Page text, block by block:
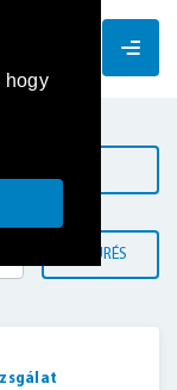
hogy
SZŰRÉS